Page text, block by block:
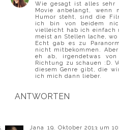
Wie gesagt ist alles sehr
Movie anbelangt, wenn
Humor steht, sind die
ich bin von beidem
vielleicht hab ich einfach
meist an Stellen lache,
Echt gab es zu
nicht mitbekommen.
eh ab, irgendetwas
Richtung zu schauen :D.
diesem Genre gibt, die
ich mich dann lieber.
ANTWORTEN
Jana 19. Oktober 2013 um